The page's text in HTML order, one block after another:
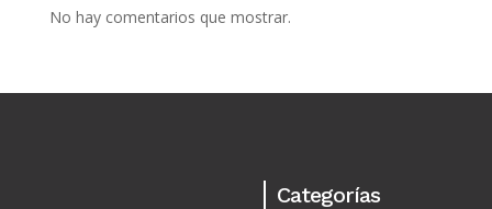
No hay comentarios que mostrar.
Categorías